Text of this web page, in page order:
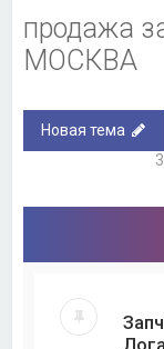
продажа
МОСКВА
Новая тема